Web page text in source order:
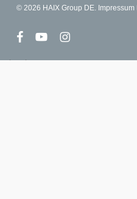
© 2026 HAIX Group DE. Impressum
facebookyoutubeinstagram
select language